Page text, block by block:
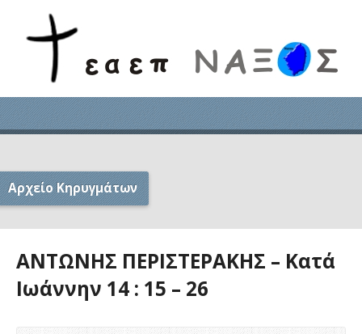
Αρχείο Κηρυγμάτων
ΑΝΤΩΝΗΣ ΠΕΡΙΣΤΕΡΑΚΗΣ – Κατά
Ιωάννην 14 : 15 – 26